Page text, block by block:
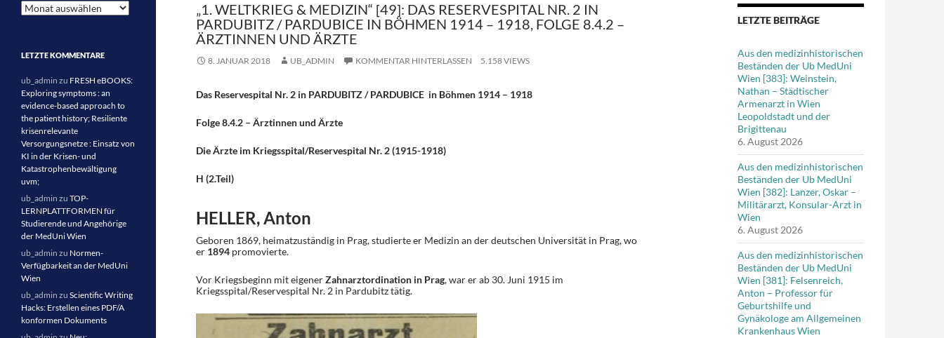
„1. WELTKRIEG & MEDIZIN“ [49]: DAS RESERVESPITAL NR. 2 IN
PARDUBITZ / PARDUBICE IN BÖHMEN 1914 – 1918, FOLGE 8.4.2 –
ÄRZTINNEN UND ÄRZTE
8. JANUAR 2018 UB_ADMIN KOMMENTAR HINTERLASSEN 5.158 VIEWS
Das Reservespital Nr. 2 in PARDUBITZ / PARDUBICE in Böhmen 1914 – 1918
Folge 8.4.2 – Ärztinnen und Ärzte
Die Ärzte im Kriegsspital/Reservespital Nr. 2 (1915-1918)
H (2.Teil)
HELLER, Anton
Geboren 1869, heimatzuständig in Prag, studierte er Medizin an der deutschen Universität in Prag, wo
er 1894promovierte.
Vor Kriegsbeginn mit eigenerZahnarztordination in Prag, war er ab 30. Juni 1915 im
Kriegsspital/Reservespital Nr. 2 in Pardubitz tätig.
LETZTE BEITRÄGE
Aus den medizinhistorischen
Beständen der Ub MedUni
Wien [383]: Weinstein,
Nathan – Städtischer
Armenarzt in Wien
Leopoldstadt und der
Brigittenau
6. August 2026
Aus den medizinhistorischen
Beständen der Ub MedUni
Wien [382]: Lanzer, Oskar –
Militärarzt, Konsular-Arzt in
Wien
6. August 2026
Aus den medizinhistorischen
Beständen der Ub MedUni
Wien [381]: Felsenreich,
Anton – Professor für
Geburtshilfe und
Gynäkologe am Allgemeinen
Krankenhaus Wien
Archiv
LETZTE KOMMENTARE
ub_admin zu FRESH eBOOKS:
Exploring symptoms : an
evidence-based approach to
the patient history; Resiliente
krisenrelevante
Versorgungsnetze : Einsatz von
KI in der Krisen- und
Katastrophenbewältigung
uvm;
ub_admin zu TOP-
LERNPLATTFORMEN für
Studierende und Angehörige
der MedUni Wien
ub_admin zu Normen-
Verfügbarkeit an der MedUni
Wien
ub_admin zu Scientific Writing
Hacks: Erstellen eines PDF/A
konformen Dokuments